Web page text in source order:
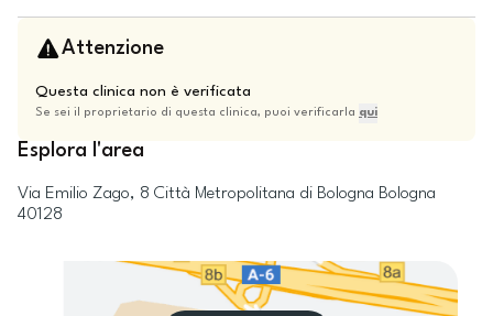
Attenzione
Questa clinica non è verificata
Se sei il proprietario di questa clinica, puoi verificarla qui
Esplora l'area
Via Emilio Zago, 8 Città Metropolitana di Bologna Bologna
40128